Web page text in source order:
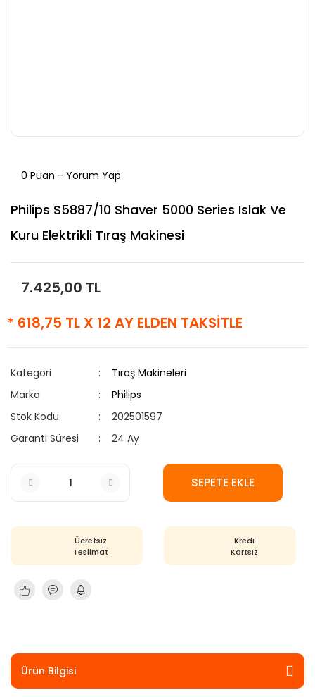
0 Puan - Yorum Yap
Philips S5887/10 Shaver 5000 Series Islak Ve
Kuru Elektrikli Tıraş Makinesi
7.425,00 TL
* 618,75 TL X 12 AY ELDEN TAKSİTLE
Kategori
Tıraş Makineleri
Marka
Philips
Stok Kodu
202501597
Garanti Süresi
24 Ay
SEPETE EKLE
Ücretsiz
Teslimat
Kredi
Kartsız
Ürün Bilgisi